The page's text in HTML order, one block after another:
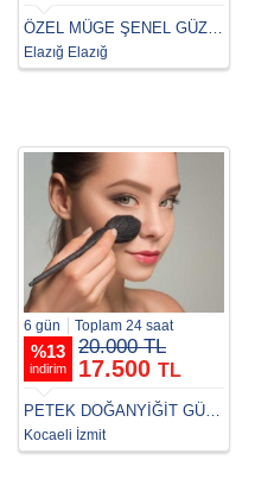
Elazığ Elazığ
6 gün Toplam 24 saat
%13
indirim
20.000 TL
17.500 TL
PETEK DOĞANYİĞİT GÜZELLİK AKADEMİSİ
Kocaeli İzmit